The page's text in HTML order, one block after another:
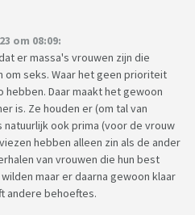
om 08:09:
er massa's vrouwen zijn die
seks. Waar het geen prioriteit
hebben. Daar maakt het gewoon
is. Ze houden er (om tal van
natuurlijk ook prima (voor de vrouw
hebben alleen zin als de ander
van vrouwen die hun best
maar er daarna gewoon klaar
andere behoeftes.